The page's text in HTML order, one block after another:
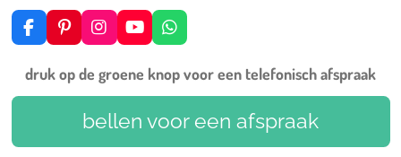
F
a
c
e
b
k
P
i
t
e
s
I
n
t
a
g
r
a
Y
o
T
u
b
e
W
h
t
s
A
p
p
druk op de groene knop voor een telefonisch afspraak
bellen voor een afspraak